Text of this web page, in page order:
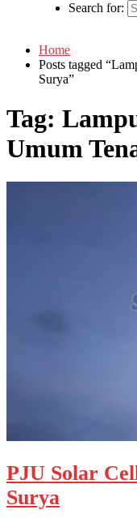
Search for:
Home
Posts tagged
Surya”
Tag:
Umum
PJU Solar
Surya